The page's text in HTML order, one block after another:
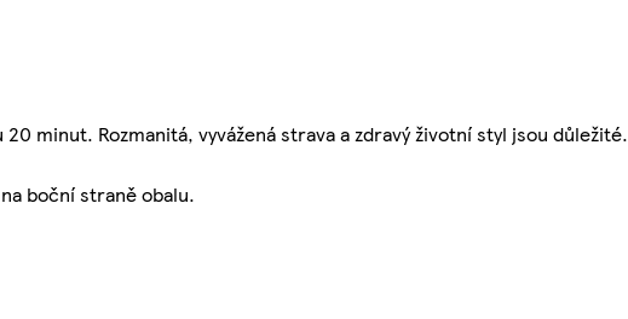
minut. Rozmanitá, vyvážená strava a zdravý životní styl jsou důležité.
boční straně obalu.